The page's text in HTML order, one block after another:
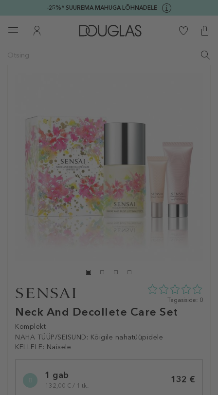
-25%* SUUREMA MAHUGA LÕHNADELE
Neck And Decollete Care Set
Komplekt
NAHA TÜÜP/SEISUND: Kõigile nahatüüpidele
KELLELE: Naisele
0
tähte
5st
Tagasiside: 0
variation1 gab
132,00 € / 1 tk.
132 €